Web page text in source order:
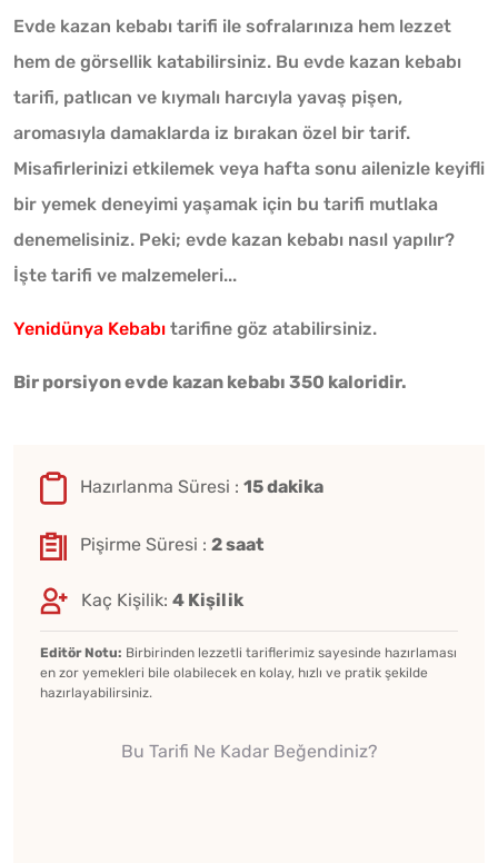
Evde kazan kebabı tarifi ile sofralarınıza hem lezzet
hem de görsellik katabilirsiniz. Bu evde kazan kebabı
tarifi, patlıcan ve kıymalı harcıyla yavaş pişen,
aromasıyla damaklarda iz bırakan özel bir tarif.
Misafirlerinizi etkilemek veya hafta sonu ailenizle keyifli
bir yemek deneyimi yaşamak için bu tarifi mutlaka
denemelisiniz. Peki; evde kazan kebabı nasıl yapılır?
İşte tarifi ve malzemeleri...
Yenidünya Kebabı tarifine göz atabilirsiniz.
Bir porsiyon evde kazan kebabı 350 kaloridir.
Hazırlanma Süresi : 15 dakika
Pişirme Süresi : 2 saat
Kaç Kişilik: 4 Kişilik
Editör Notu: Birbirinden lezzetli tariflerimiz sayesinde hazırlaması
en zor yemekleri bile olabilecek en kolay, hızlı ve pratik şekilde
hazırlayabilirsiniz.
Bu Tarifi Ne Kadar Beğendiniz?